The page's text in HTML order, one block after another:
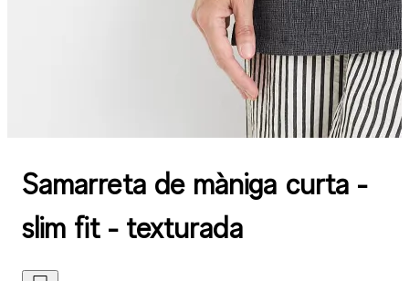
Samarreta de màniga curta -
slim fit - texturada